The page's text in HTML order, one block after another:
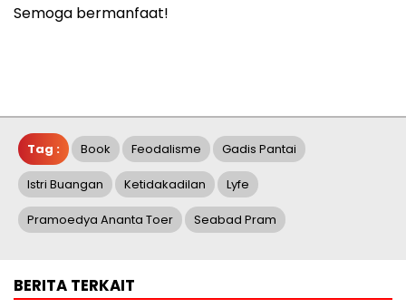
Semoga bermanfaat!
Tag : Book Feodalisme Gadis Pantai
Istri Buangan Ketidakadilan Lyfe
Pramoedya Ananta Toer Seabad Pram
BERITA TERKAIT